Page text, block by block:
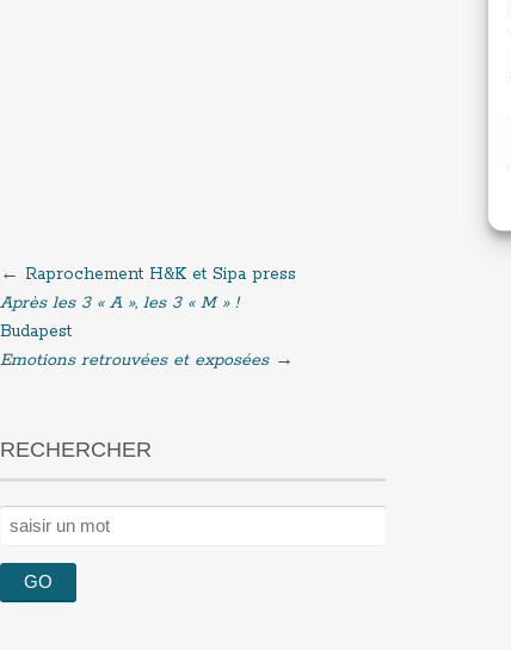
Post
navigation
← Raprochement H&K et Sipa press
Après les 3 « A », les 3 « M » !
Budapest
Emotions retrouvées et exposées →
RECHERCHER
Rechercher :